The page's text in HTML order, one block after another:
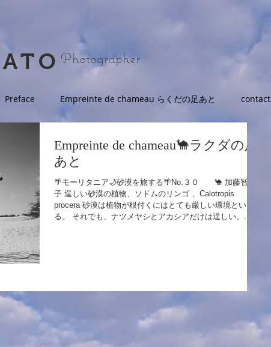
ATO Photographer
Preface Empreinte de chameau らくだの足あと contact
Empreinte de chameau🐪ラクダの足
あと
🌴モーリタニア🌙砂漠を旅する🌴No.３０ 🐪 加藤智津
子 逞しい砂漠の植物、ソドムのリンゴ 、Calotropis
procera 砂漠は植物が根付くにはとても厳しい環境といえ
る。 それでも、ナツメヤシとアカシアだけは逞しい。...